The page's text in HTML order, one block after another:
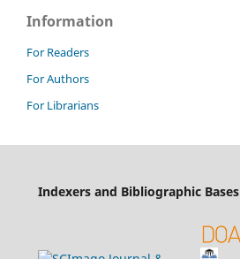
Information
For Readers
For Authors
For Librarians
Indexers and Bibliographic Bases